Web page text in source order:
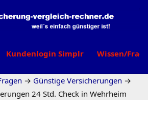
Kundenlogin Simplr Wissen/
→ Günstige Versicherungen →
24 Std. Check in Wehrheim